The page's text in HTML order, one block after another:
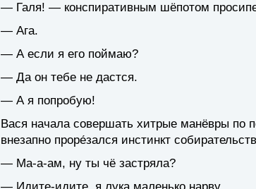
— Галя! — конспиративным шёпотом
— Ага.
— А если я его поймаю?
— Да он тебе не дастся.
— А я попробую!
Вася начала совершать хитрые манёвры по
внезапно проре́зался инстинкт
— Ма-а-ам, ну ты чё застряла?